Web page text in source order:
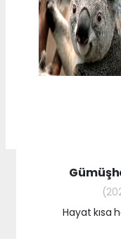
Hayat kısa